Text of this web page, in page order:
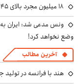
۱۸ میلیون مجرد بالای ۴۵ سال؟ باید نشانه‌های بحران اجتماعی را جدی گرفت
ونس مدعی شد: ایران به
وضع نخواهد کرد!
آخرین مطالب
هند با فرانسه در